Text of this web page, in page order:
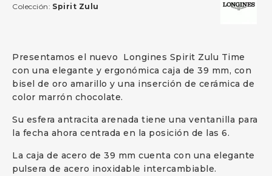
Presentamos el nuevo Longines Spirit Zulu Time
con una elegante y ergonómica caja de 39 mm, con
bisel de oro amarillo y una inserción de cerámica de
color marrón chocolate.
Su esfera antracita arenada tiene una ventanilla para
la fecha ahora centrada en la posición de las 6.
La caja de acero de 39 mm cuenta con una elegante
pulsera de acero inoxidable intercambiable.
Colección: Spirit Zulu